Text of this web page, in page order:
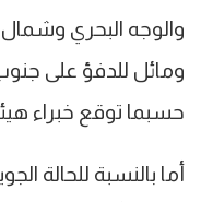
والوجه البحري وشمال
ومائل للدفؤ على
حسبما توقع خبراء
أما بالنسبة للحالة